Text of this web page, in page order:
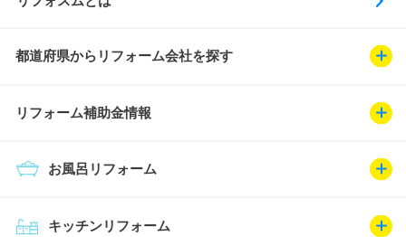
都道府県からリフォーム会社を探す
リフォーム補助金情報
キッチンリフォーム
お風呂リフォーム